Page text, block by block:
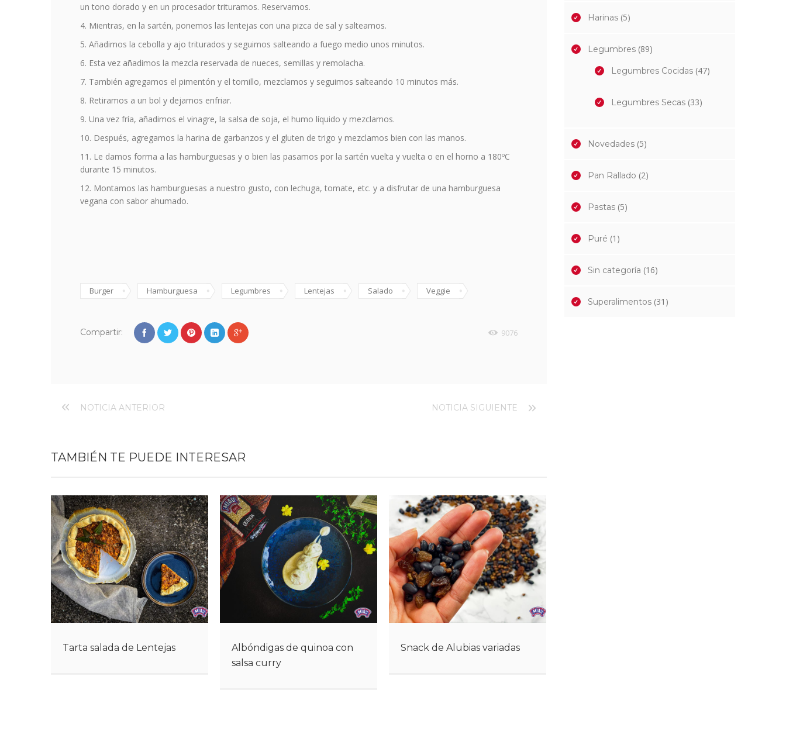
un tono dorado y en un procesador trituramos. Reservamos.
Mientras, en la sartén, ponemos las lentejas con una pizca de sal y salteamos.
Añadimos la cebolla y ajo triturados y seguimos salteando a fuego medio unos minutos.
Esta vez añadimos la mezcla reservada de nueces, semillas y remolacha.
También agregamos el pimentón y el tomillo, mezclamos y seguimos salteando 10 minutos más.
Retiramos a un bol y dejamos enfriar.
Una vez fría, añadimos el vinagre, la salsa de soja, el humo líquido y mezclamos.
Después, agregamos la harina de garbanzos y el gluten de trigo y mezclamos bien con las manos.
Le damos forma a las hamburguesas y o bien las pasamos por la sartén vuelta y vuelta o en el horno a 180ºC
durante 15 minutos.
Montamos las hamburguesas a nuestro gusto, con lechuga, tomate, etc. y a disfrutar de una hamburguesa
vegana con sabor ahumado.
Burger Hamburguesa Legumbres Lentejas Salado Veggie
Compartir: 9076
NOTICIA ANTERIOR NOTICIA SIGUIENTE
TAMBIÉN TE PUEDE INTERESAR
Tarta salada de Lentejas
Albóndigas de quinoa con
salsa curry
Snack de Alubias variadas
Harinas(5)
Legumbres(89)
Legumbres Cocidas(47)
Legumbres Secas(33)
Novedades(5)
Pan Rallado (2)
Pastas(5)
Puré (1)
Sin categoría (16)
Superalimentos(31)